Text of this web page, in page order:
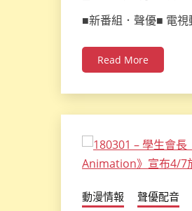
■新番組．聲優■ 電視
Read More
動漫情報 聲優配音